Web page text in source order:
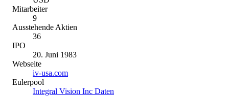
Mitarbeiter
9
Ausstehende Aktien
36
IPO
20. Juni 1983
Webseite
iv-usa.com
Eulerpool
Integral Vision Inc Daten